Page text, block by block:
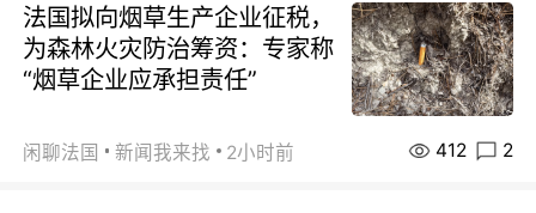
法国拟向烟草生产企业征税，
为森林火灾防治筹资：专家称
“烟草企业应承担责任”
闲聊法国 新闻我来找 2小时前 412 2